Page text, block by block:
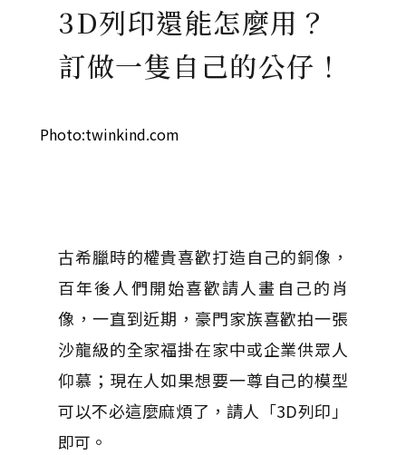
3D列印還能怎麼用？
訂做一隻自己的公仔！
Photo:twinkind.com
古希臘時的權貴喜歡打造自己的銅像，
百年後人們開始喜歡請人畫自己的肖
像，一直到近期，豪門家族喜歡拍一張
沙龍級的全家福掛在家中或企業供眾人
仰慕；現在人如果想要一尊自己的模型
可以不必這麼麻煩了，請人「3D列印」
即可。